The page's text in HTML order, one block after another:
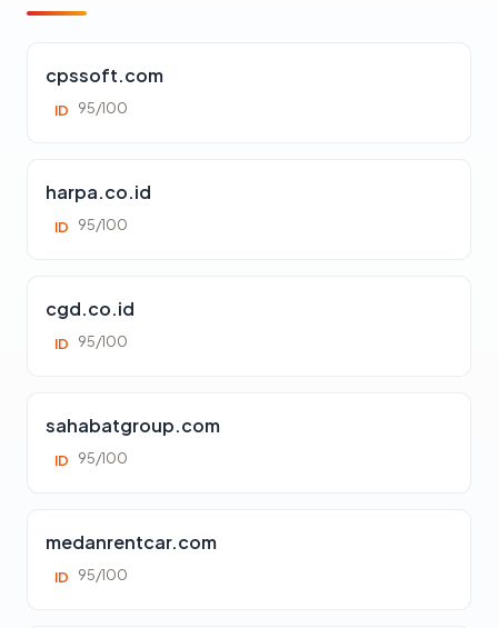
cpssoft.com
ID 95/100
harpa.co.id
ID 95/100
cgd.co.id
ID 95/100
sahabatgroup.com
ID 95/100
medanrentcar.com
ID 95/100